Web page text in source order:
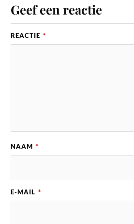
Geef een reactie
REACTIE *
NAAM *
E-MAIL *